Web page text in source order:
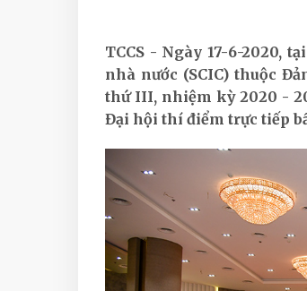
TCCS - Ngày 17-6-2020,
nhà nước (SCIC) thuộc
thứ III, nhiệm kỳ 2020 -
Đại hội thí điểm trực tiếp